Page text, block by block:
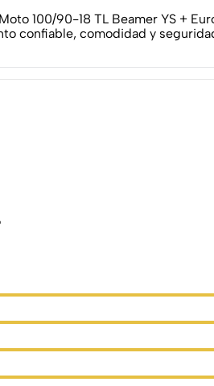
100/90-18 TL Beamer YS +
confiable, comodidad y